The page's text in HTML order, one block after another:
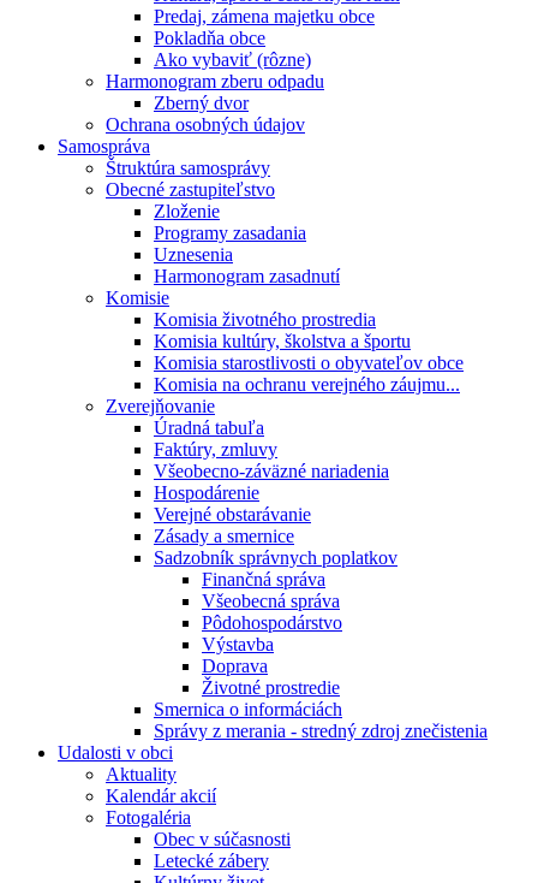
Predaj, zámena majetku obce
Pokladňa obce
Ako vybaviť (rôzne)
Harmonogram zberu odpadu
Zberný dvor
Ochrana osobných údajov
Samospráva
Štruktúra samosprávy
Obecné zastupiteľstvo
Zloženie
Programy zasadania
Uznesenia
Harmonogram zasadnutí
Komisie
Komisia životného prostredia
Komisia kultúry, školstva a športu
Komisia starostlivosti o obyvateľov obce
Komisia na ochranu verejného záujmu...
Zverejňovanie
Úradná tabuľa
Faktúry, zmluvy
Všeobecno-záväzné nariadenia
Hospodárenie
Verejné obstarávanie
Zásady a smernice
Sadzobník správnych poplatkov
Finančná správa
Všeobecná správa
Pôdohospodárstvo
Výstavba
Doprava
Životné prostredie
Smernica o informáciách
Správy z merania - stredný zdroj znečistenia
Udalosti v obci
Aktuality
Kalendár akcií
Fotogaléria
Obec v súčasnosti
Letecké zábery